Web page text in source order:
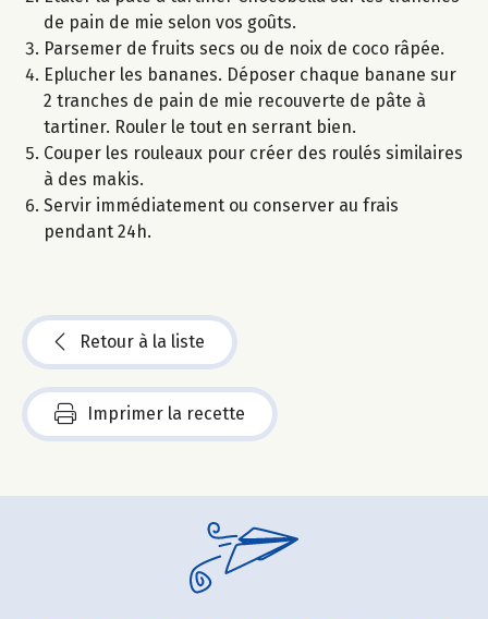
de pain de mie selon vos goûts.
Parsemer de fruits secs ou de noix de coco râpée.
Eplucher les bananes. Déposer chaque banane sur
2 tranches de pain de mie recouverte de pâte à
tartiner. Rouler le tout en serrant bien.
Couper les rouleaux pour créer des roulés similaires
à des makis.
Servir immédiatement ou conserver au frais
pendant 24h.
Retour à la liste
Imprimer la recette